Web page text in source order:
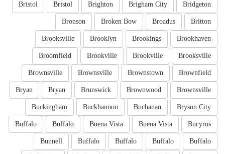
Bridgeton
Brigham City
Brighton
Bristol
Bristol
Britton
Broadus
Broken Bow
Bronson
Brookhaven
Brookings
Brooklyn
Brooksville
Brooksville
Brookville
Brookville
Broomfield
Brownfield
Brownstown
Brownsville
Brownsville
Brownsville
Brownwood
Brunswick
Bryan
Bryan
Bryson City
Buchanan
Buckhannon
Buckingham
Bucyrus
Buena Vista
Buena Vista
Buffalo
Buffalo
Buffalo
Buffalo
Buffalo
Buffalo
Bunnell